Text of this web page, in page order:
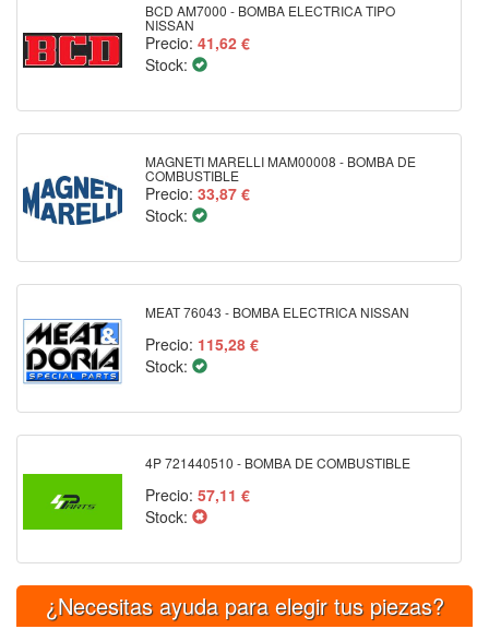
BCD AM7000 - BOMBA ELECTRICA TIPO
NISSAN
Precio: 41,62 €
Stock:
MAGNETI MARELLI MAM00008 - BOMBA DE
COMBUSTIBLE
Precio: 33,87 €
Stock:
MEAT 76043 - BOMBA ELECTRICA NISSAN
Precio: 115,28 €
Stock:
4P 721440510 - BOMBA DE COMBUSTIBLE
Precio: 57,11 €
Stock:
¿Necesitas ayuda para elegir tus piezas?